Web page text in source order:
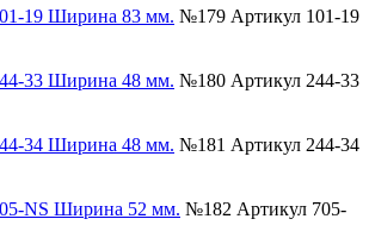
№179 Артикул 101-19
№180 Артикул 244-33
№181 Артикул 244-34
№182 Артикул 705-